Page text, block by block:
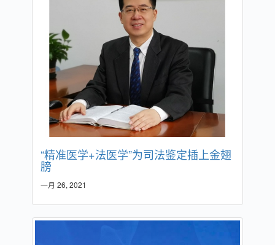
“精准医学+法医学”为司法鉴定插上金翅
膀
一月 26, 2021